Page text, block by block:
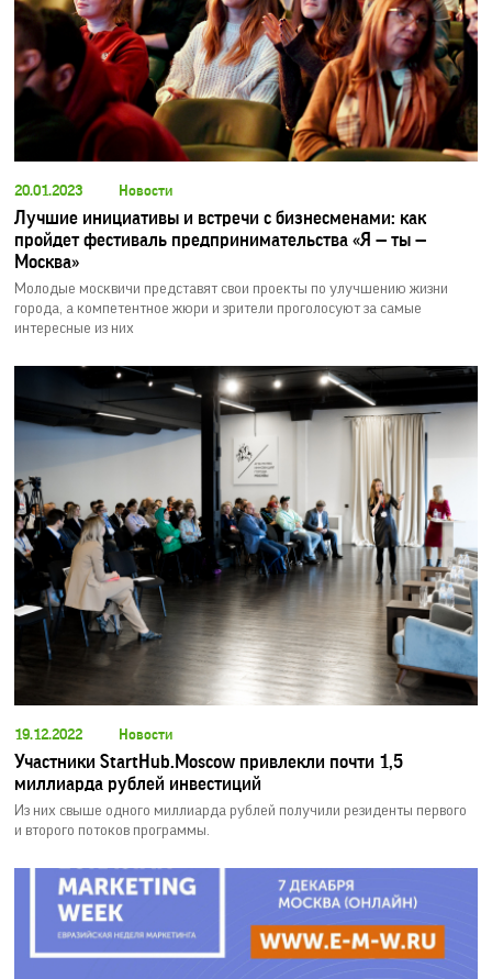
20.01.2023 Новости
Лучшие инициативы и встречи с бизнесменами: как
пройдет фестиваль предпринимательства «Я — ты —
Москва»
Молодые москвичи представят свои проекты по улучшению жизни
города, а компетентное жюри и зрители проголосуют за самые
интересные из них
19.12.2022 Новости
Участники StartHub.Moscow привлекли почти 1,5
миллиарда рублей инвестиций
Из них свыше одного миллиарда рублей получили резиденты первого
и второго потоков программы.